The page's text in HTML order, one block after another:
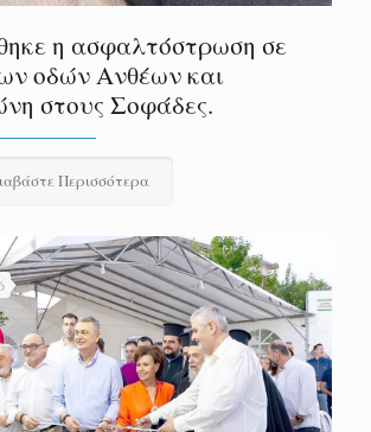
η ασφαλτόστρωση σε
οδών Ανθέων και
στους Σοφάδες.
Περισσότερα